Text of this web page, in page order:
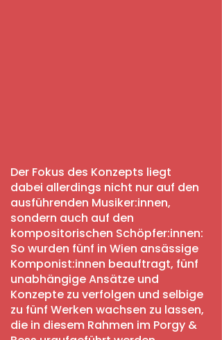
Der Fokus des Konzepts liegt
dabei allerdings nicht nur auf den
ausführenden Musiker:innen,
sondern auch auf den
kompositorischen Schöpfer:innen:
So wurden fünf in Wien ansässige
Komponist:innen beauftragt, fünf
unabhängige Ansätze und
Konzepte zu verfolgen und selbige
zu fünf Werken wachsen zu lassen,
die in diesem Rahmen im Porgy &